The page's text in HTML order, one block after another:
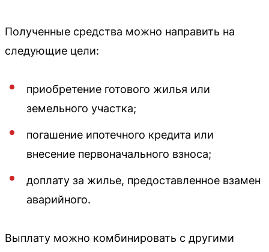
Полученные средства можно направить на
следующие цели:
приобретение готового жилья или
земельного участка;
погашение ипотечного кредита или
внесение первоначального взноса;
доплату за жилье, предоставленное взамен
аварийного.
Выплату можно комбинировать с другими